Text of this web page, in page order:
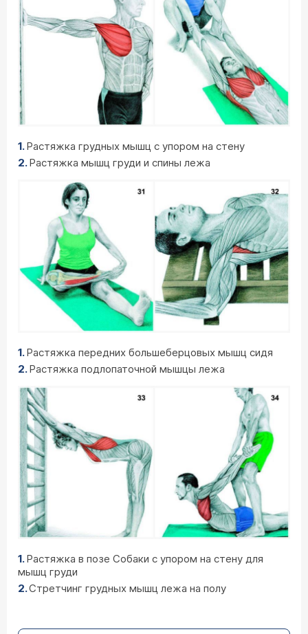
Растяжка грудных мышц с упором на стену
Растяжка мышц груди и спины лежа
Растяжка передних большеберцовых мышц сидя
Растяжка подлопаточной мышцы лежа
Растяжка в позе Собаки с упором на стену для
мышц груди
Стретчинг грудных мышц лежа на полу